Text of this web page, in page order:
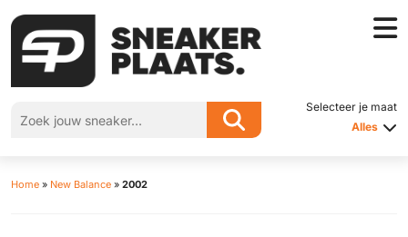
Selecteer je maat
Alles
Home » New Balance » 2002